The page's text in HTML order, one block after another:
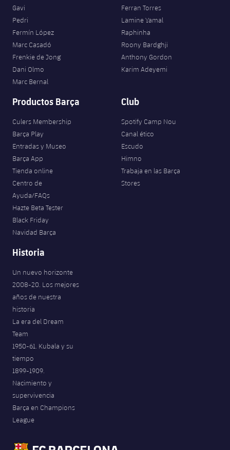
Gavi
Pedri
Fermín López
Marc Casadó
Frenkie de Jong
Dani Olmo
Marc Bernal
Ferran Torres
Lamine Yamal
Raphinha
Roony Bardghji
Anthony Gordon
Karim Adeyemi
Productos Barça
Culers Membership
Barça Play
Entradas y Museo
Barça App
Tienda online
Centro de
Ayuda/FAQs
Hazte Beta Tester
Black Friday
Navidad Barça
Club
Spotify Camp Nou
Canal ético
Escudo
Himno
Trabaja en las Barça
Stores
Historia
Un nuevo horizonte
2008-20. Los mejores
años de nuestra
historia
La era del Dream
Team
1950-61. Kubala y su
tiempo
1899-1909.
Nacimiento y
supervivencia
Barça en Champions
League